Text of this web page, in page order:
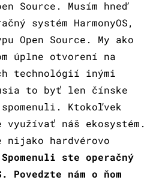
Source. Musím hneď
systém HarmonyOS,
Open Source. My ako
úplne otvorení na
technológií inými
to byť len čínske
Ktokoľvek
využívať náš ekosystém.
hardvérovo
ste operačný
Povedzte nám o ňom